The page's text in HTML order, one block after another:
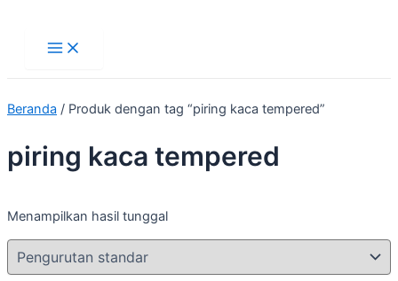
konten
Beranda / Produk dengan tag “piring kaca tempered”
piring kaca tempered
Menampilkan hasil tunggal